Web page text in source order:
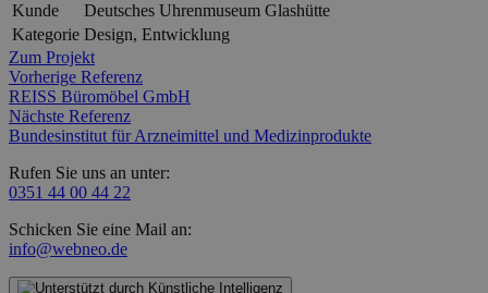
Kunde
Deutsches Uhrenmuseum Glashütte
Kategorie Design, Entwicklung
Zum Projekt
Vorherige Referenz
REISS Büromöbel GmbH
Nächste Referenz
Bundesinstitut für Arzneimittel und Medizinprodukte
Rufen Sie uns an unter:
0351 44 00 44 22
Schicken Sie eine Mail an:
info@webneo.de